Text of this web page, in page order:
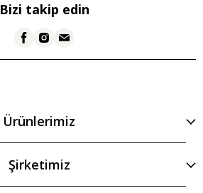
Bizi takip edin
Ürünlerimiz
Şirketimiz